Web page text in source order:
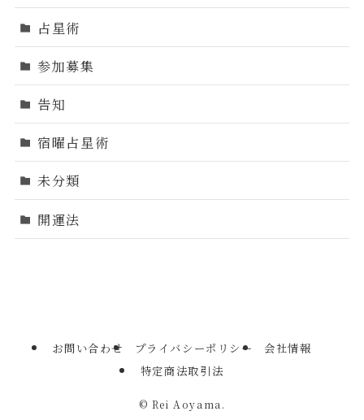
占星術
参加募集
告知
宿曜占星術
未分類
開運法
お問い合わせ プライバシーポリシー
会社情報
特定商法取引法
© Rei Aoyama.